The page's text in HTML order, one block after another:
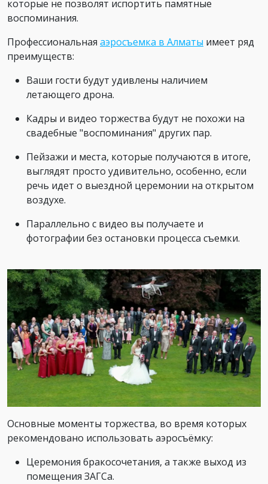
которые не позволят испортить памятные
воспоминания.
Профессиональная аэросъемка в Алматы имеет ряд
преимуществ:
Ваши гости будут удивлены наличием
летающего дрона.
Кадры и видео торжества будут не похожи на
свадебные "воспоминания" других пар.
Пейзажи и места, которые получаются в итоге,
выглядят просто удивительно, особенно, если
речь идет о выездной церемонии на открытом
воздухе.
Параллельно с видео вы получаете и
фотографии без остановки процесса съемки.
Основные моменты торжества, во время которых
рекомендовано использовать аэросъёмку:
Церемония бракосочетания, а также выход из
помещения ЗАГСа.